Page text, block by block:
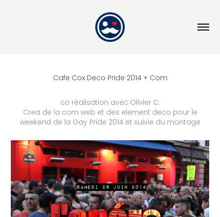
Cafe Cox Deco Pride 2014 + Com
co réalisation avec Olivier C.
Crea de la com web et des element deco pour le
weekend de la Gay Pride 2014 et suivie du montage